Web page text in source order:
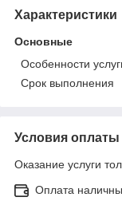
Характеристики
Основные
Особенности
Срок выполнения
Условия оплаты
Оказание услуги
Оплата